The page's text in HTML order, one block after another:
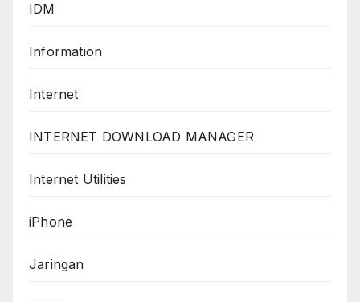
IDM
Information
Internet
INTERNET DOWNLOAD MANAGER
Internet Utilities
iPhone
Jaringan